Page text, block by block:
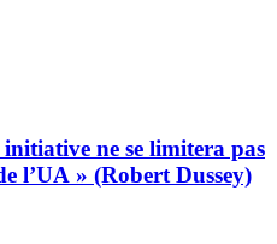
ne se limitera pas
l’UA » (Robert Dussey)